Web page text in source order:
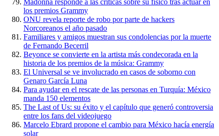
Madonna responde a las críticas sobre su físico tras actuar en
los premios Grammy
ONU revela reporte de robo por parte de hackers
Norcoreanos el año pasado
Familiares y amigos muestran sus condolencias por la muerte
de Fernando Becerril
Beyonce se convierte en la artista más condecorada en la
historia de los premios de la música: Grammy
El Universal se ve involucrado en casos de soborno con
Genaro García Luna
Para ayudar en el rescate de las personas en Turquía: México
manda 150 elementos
The Last of Us: su éxito y el capítulo que generó controversia
entre los fans del videojuego
Marcelo Ebrard propone el cambio para México hacía energía
solar